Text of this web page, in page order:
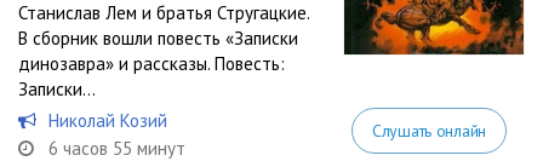
Станислав Лем и братья Стругацкие.
В сборник вошли повесть «Записки
динозавра» и рассказы. Повесть:
Записки...
Николай Козий
6 часов 55 минут
Слушать онлайн